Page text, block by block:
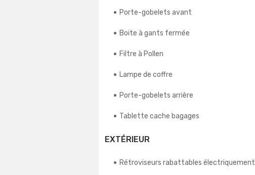
Porte-gobelets avant
Boite à gants fermée
Filtre à Pollen
Lampe de coffre
Porte-gobelets arrière
Tablette cache bagages
EXTÉRIEUR
Rétroviseurs rabattables électriquement